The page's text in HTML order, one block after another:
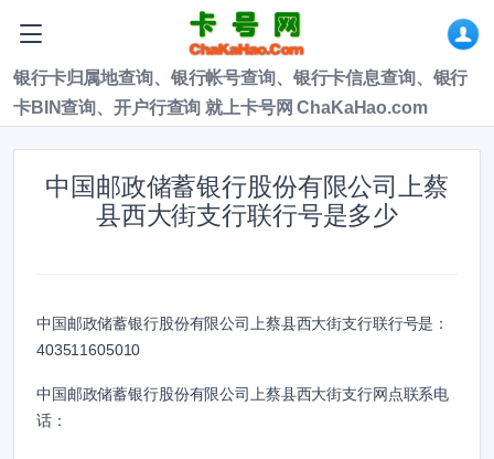
银行卡归属地查询、银行帐号查询、银行卡信息查询、银行
卡BIN查询、开户行查询 就上卡号网 ChaKaHao.com
中国邮政储蓄银行股份有限公司上蔡
县西大街支行联行号是多少
中国邮政储蓄银行股份有限公司上蔡县西大街支行联行号是：
403511605010
中国邮政储蓄银行股份有限公司上蔡县西大街支行网点联系电
话：